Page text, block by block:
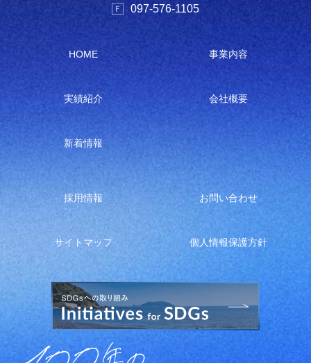
097-576-1105
HOME 事業内容
実績紹介 会社概要
新着情報
採用情報 お問い合わせ
サイトマップ 個人情報保護方針